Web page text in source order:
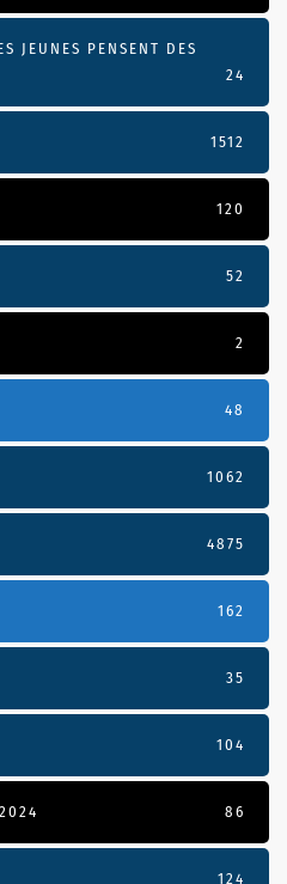
JEUNES PENSENT DES
24
1512
120
52
2
48
1062
4875
162
35
104
86
124